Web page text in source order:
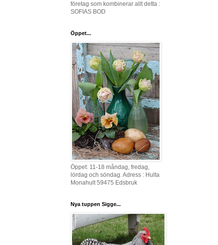
företag som kombinerar allt detta :
SOFIAS BOD
Öppet...
Öppet: 11-18 måndag, fredag,
lördag och söndag. Adress : Hulta
Monahult 59475 Edsbruk
Nya tuppen Sigge...